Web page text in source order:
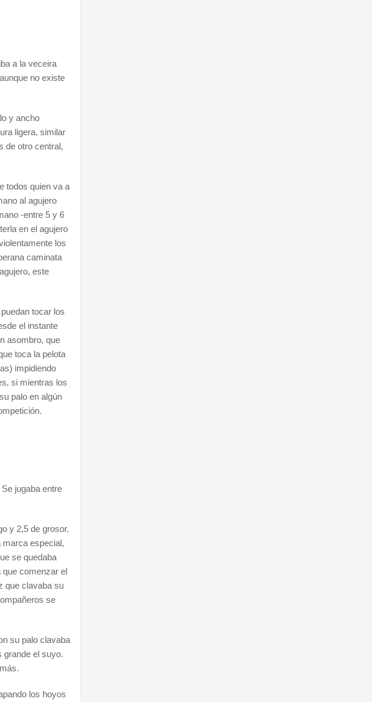
a la veceira
no existe
y ancho
ligera, similar
de otro central,
todos quien va a
al agujero
-entre 5 y 6
en el agujero
los
caminata
este
tocar los
el instante
asombro, que
toca la pelota
impidiendo
si mientras los
palo en algún
jugaba entre
y 2,5 de grosor.
marca especial,
se quedaba
que comenzar el
que clavaba su
se
su palo clavaba
grande el suyo.
los hoyos